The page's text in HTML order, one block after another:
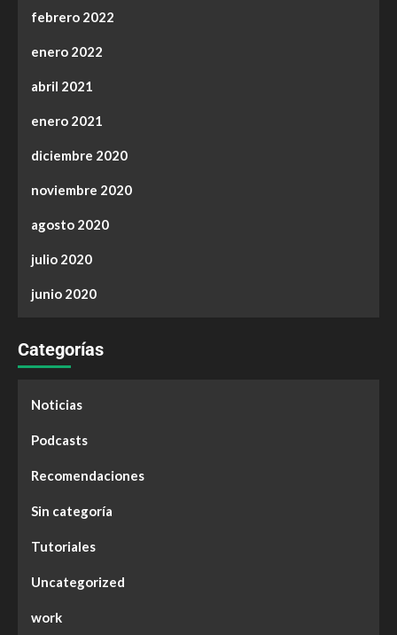
febrero 2022
enero 2022
abril 2021
enero 2021
diciembre 2020
noviembre 2020
agosto 2020
julio 2020
junio 2020
Categorías
Noticias
Podcasts
Recomendaciones
Sin categoría
Tutoriales
Uncategorized
work